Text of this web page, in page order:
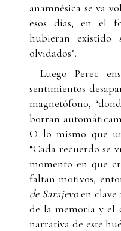
anamnésica se va
esos días, en el
hubieran
olvidados”.
Luego Perec
sentimientos
magnetófono,
borran
O lo mismo que
“Cada recuerdo se
momento en que
faltan motivos,
de Sarajevoen clave
de la memoria y el
narrativa de este